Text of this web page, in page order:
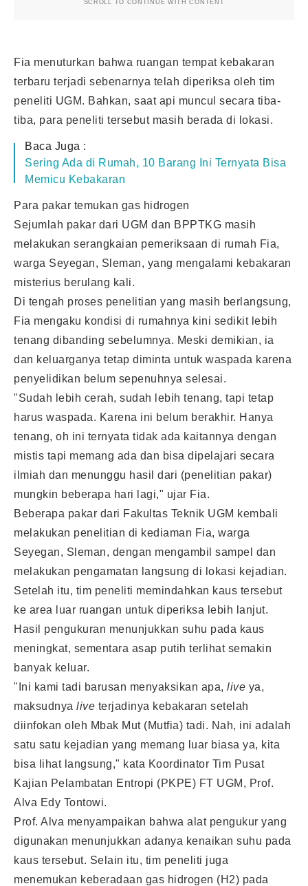
SCROLL TO CONTINUE WITH CONTENT
Fia menuturkan bahwa ruangan tempat kebakaran
terbaru terjadi sebenarnya telah diperiksa oleh tim
peneliti UGM. Bahkan, saat api muncul secara tiba-
tiba, para peneliti tersebut masih berada di lokasi.
Baca Juga :
Sering Ada di Rumah, 10 Barang Ini Ternyata Bisa
Memicu Kebakaran
Para pakar temukan gas hidrogen
Sejumlah pakar dari UGM dan BPPTKG masih
melakukan serangkaian pemeriksaan di rumah Fia,
warga Seyegan, Sleman, yang mengalami kebakaran
misterius berulang kali.
Di tengah proses penelitian yang masih berlangsung,
Fia mengaku kondisi di rumahnya kini sedikit lebih
tenang dibanding sebelumnya. Meski demikian, ia
dan keluarganya tetap diminta untuk waspada karena
penyelidikan belum sepenuhnya selesai.
"Sudah lebih cerah, sudah lebih tenang, tapi tetap
harus waspada. Karena ini belum berakhir. Hanya
tenang, oh ini ternyata tidak ada kaitannya dengan
mistis tapi memang ada dan bisa dipelajari secara
ilmiah dan menunggu hasil dari (penelitian pakar)
mungkin beberapa hari lagi," ujar Fia.
Beberapa pakar dari Fakultas Teknik UGM kembali
melakukan penelitian di kediaman Fia, warga
Seyegan, Sleman, dengan mengambil sampel dan
melakukan pengamatan langsung di lokasi kejadian.
Setelah itu, tim peneliti memindahkan kaus tersebut
ke area luar ruangan untuk diperiksa lebih lanjut.
Hasil pengukuran menunjukkan suhu pada kaus
meningkat, sementara asap putih terlihat semakin
banyak keluar.
"Ini kami tadi barusan menyaksikan apa, live ya,
maksudnya live terjadinya kebakaran setelah
diinfokan oleh Mbak Mut (Mutfia) tadi. Nah, ini adalah
satu satu kejadian yang memang luar biasa ya, kita
bisa lihat langsung," kata Koordinator Tim Pusat
Kajian Pelambatan Entropi (PKPE) FT UGM, Prof.
Alva Edy Tontowi.
Prof. Alva menyampaikan bahwa alat pengukur yang
digunakan menunjukkan adanya kenaikan suhu pada
kaus tersebut. Selain itu, tim peneliti juga
menemukan keberadaan gas hidrogen (H2) pada